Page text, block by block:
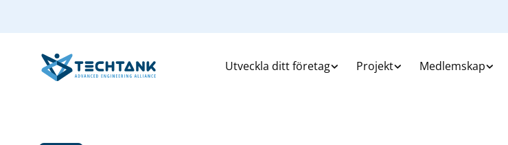
Utveckla ditt företag Projekt Medlemskap